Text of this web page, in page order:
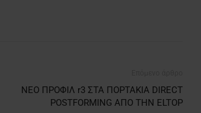
ΝΕΟ ΠΡΟΦΙΛ r3 ΣΤΑ ΠΟΡΤΑΚΙΑ DIRECT
POSTFORMING ΑΠΟ ΤΗΝ ELTOP